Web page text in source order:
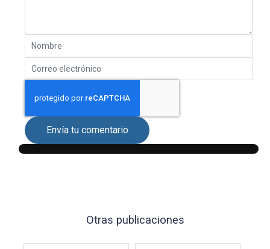
Envía tu comentario
Otras publicaciones